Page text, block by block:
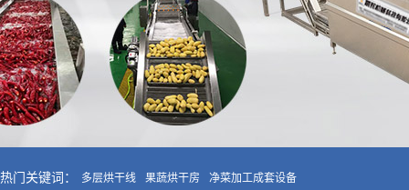
热门关键词： 多层烘干线 果蔬烘干房 净菜加工成套设备